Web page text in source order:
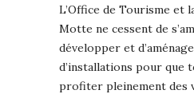
L’Office de Tourisme et
Motte ne cessent de
développer et
d’installations pour que
profiter pleinement des